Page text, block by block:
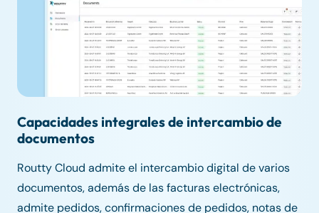
Capacidades integrales de intercambio de
documentos
Routty Cloud admite el intercambio digital de varios
documentos, además de las facturas electrónicas,
admite pedidos, confirmaciones de pedidos, notas de